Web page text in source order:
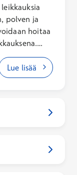
polven ja
hoitaa
Lue lisää